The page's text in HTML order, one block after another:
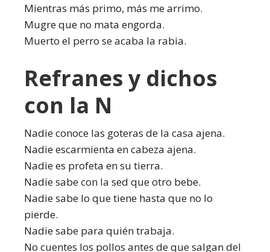
Mientras más primo, más me arrimo.
Mugre que no mata engorda.
Muerto el perro se acaba la rabia.
Refranes y dichos
con la N
Nadie conoce las goteras de la casa ajena.
Nadie escarmienta en cabeza ajena.
Nadie es profeta en su tierra.
Nadie sabe con la sed que otro bebe.
Nadie sabe lo que tiene hasta que no lo
pierde.
Nadie sabe para quién trabaja.
No cuentes los pollos antes de que salgan del